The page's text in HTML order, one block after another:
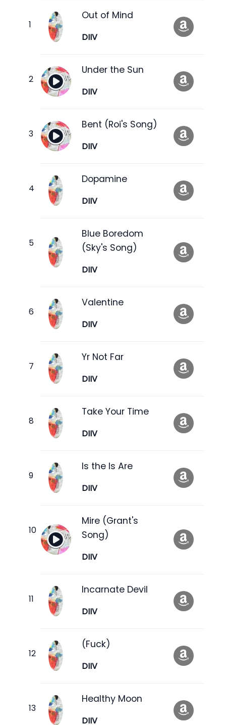
Out of Mind
DIIV
Under the Sun
DIIV
Bent (Roi's Song)
DIIV
Dopamine
DIIV
Blue Boredom
(Sky's Song)
DIIV
Valentine
DIIV
Yr Not Far
DIIV
Take Your Time
DIIV
Is the Is Are
DIIV
Mire (Grant's
Song)
DIIV
Incarnate Devil
DIIV
(Fuck)
DIIV
Healthy Moon
DIIV